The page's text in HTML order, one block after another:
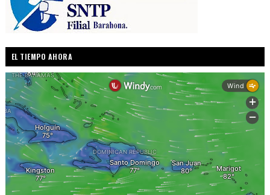
EL TIEMPO AHORA